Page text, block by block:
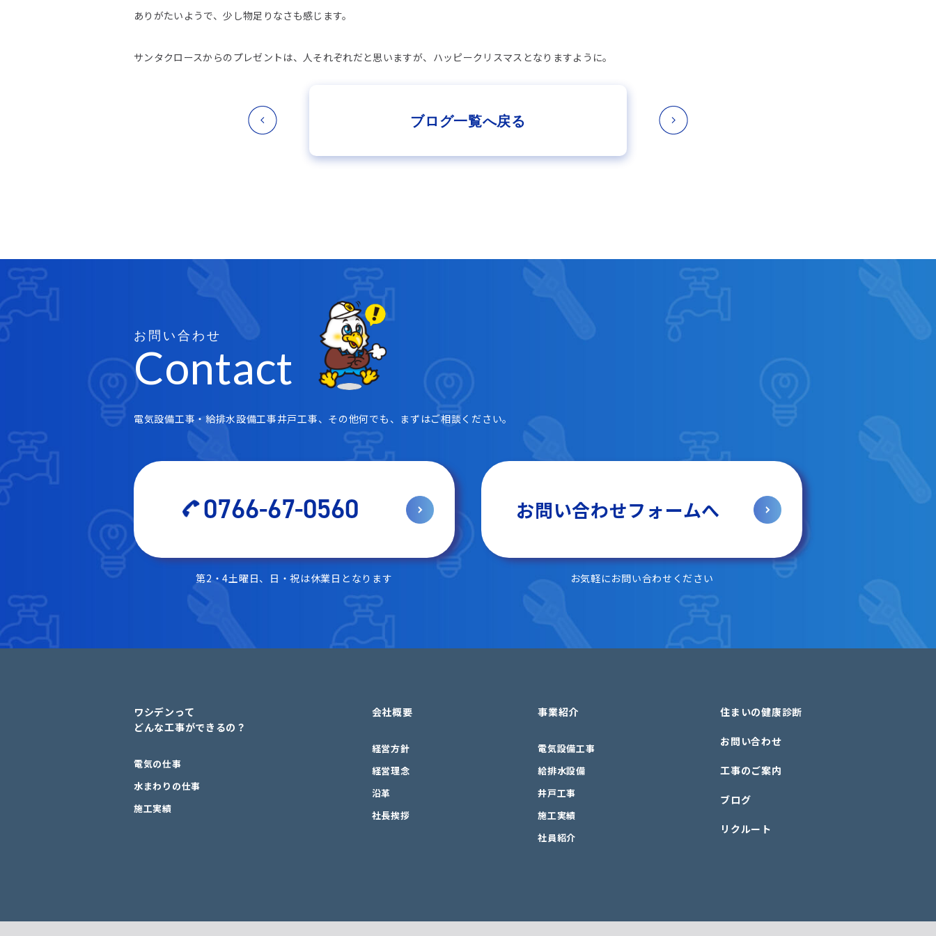
ありがたいようで、少し物足りなさも感じます。
サンタクロースからのプレゼントは、人それぞれだと思いますが、ハッピークリスマスとなりますように。
ブログ一覧へ戻る
お問い合わせ
Contact
電気設備工事・給排水設備工事井戸工事、その他何でも、まずはご相談ください。
0766-67-0560
第2・4土曜日、日・祝は休業日となります
お問い合わせフォームへ
お気軽にお問い合わせください
ワシデンって
どんな工事ができるの？
電気の仕事
水まわりの仕事
施工実績
会社概要
経営方針
経営理念
沿革
社長挨拶
事業紹介
電気設備工事
給排水設備
井戸工事
施工実績
社員紹介
住まいの健康診断
お問い合わせ
工事のご案内
ブログ
リクルート